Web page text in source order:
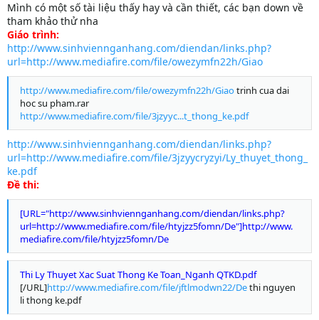
Mình có một số tài liệu thấy hay và cần thiết, các bạn down về
tham khảo thử nha
Giáo trình:
http://www.sinhviennganhang.com/diendan/links.php?
url=http://www.mediafire.com/file/owezymfn22h/Giao
http://www.mediafire.com/file/owezymfn22h/Giaotrinh cua dai
hoc su pham.rar
http://www.mediafire.com/file/3jzyyc...t_thong_ke.pdf
http://www.sinhviennganhang.com/diendan/links.php?
url=http://www.mediafire.com/file/3jzyycryzyi/Ly_thuyet_thong_
ke.pdf
Đề thi:
[URL="http://www.sinhviennganhang.com/diendan/links.php?
url=http://www.mediafire.com/file/htyjzz5fomn/De"]http://www.
mediafire.com/file/htyjzz5fomn/De
Thi Ly Thuyet Xac Suat Thong Ke Toan_Nganh QTKD.pdf
[/URL]http://www.mediafire.com/file/jftlmodwn22/Dethi nguyen
li thong ke.pdf